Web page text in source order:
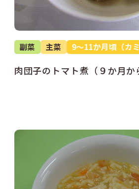
副菜 主菜 9～11か月頃（カ
肉団子のトマト煮（９か月か